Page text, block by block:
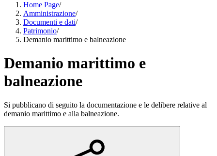
Home Page/
Amministrazione/
Documenti e dati/
Patrimonio/
Demanio marittimo e balneazione
Demanio marittimo e
balneazione
Si pubblicano di seguito la documentazione e le delibere relative al
demanio marittimo e alla balneazione.